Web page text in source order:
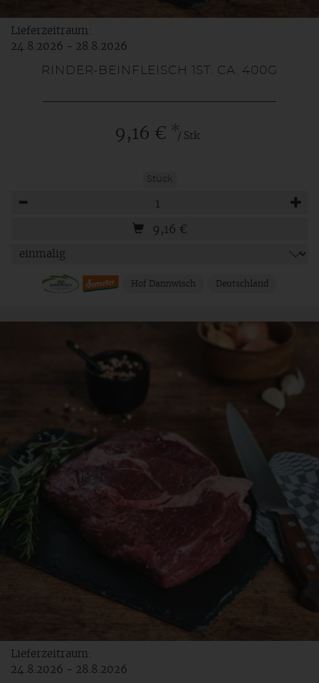
Lieferzeitraum:
24.8.2026 - 28.8.2026
RINDER-BEINFLEISCH 1ST. CA. 400G
9,16 € */ Stk
Stück
9,16 €
Hof Dannwisch Deutschland
Lieferzeitraum:
24.8.2026 - 28.8.2026